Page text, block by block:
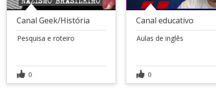
Canal Geek/História
Pesquisa e roteiro
0
Canal educativo
Aulas de inglês
0